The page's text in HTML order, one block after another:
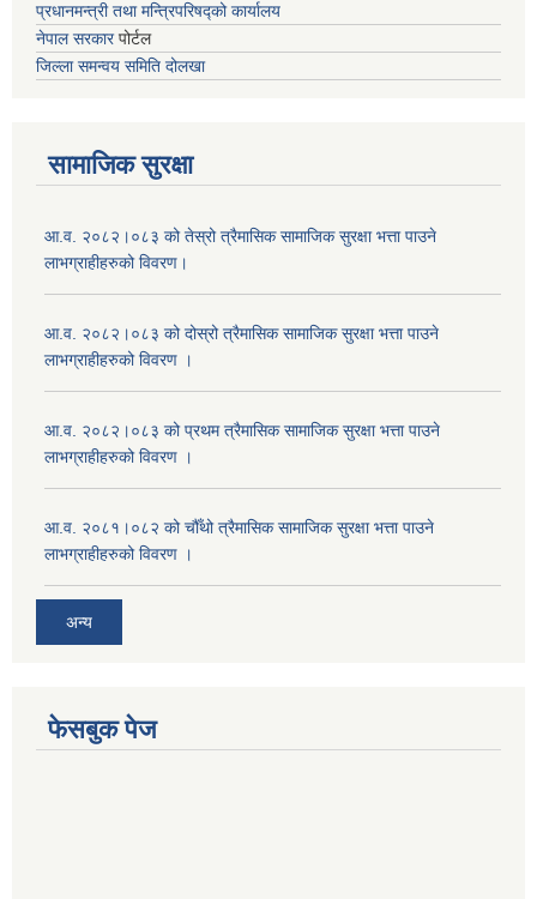
प्रधानमन्त्री तथा मन्त्रिपरिषद्को कार्यालय
नेपाल सरकारपोर्टल
जिल्ला समन्वय समिति दोलखा
सामाजिक सुरक्षा
आ.व. २०८२।०८३ को तेस्रो त्रैमासिक सामाजिक सुरक्षा भत्ता पाउने
लाभग्राहीहरुको विवरण।
आ.व. २०८२।०८३ को दोस्रो त्रैमासिक सामाजिक सुरक्षा भत्ता पाउने
लाभग्राहीहरुको विवरण ।
आ.व. २०८२।०८३ को प्रथम त्रैमासिक सामाजिक सुरक्षा भत्ता पाउने
लाभग्राहीहरुको विवरण ।
आ.व. २०८१।०८२ को चौँथो त्रैमासिक सामाजिक सुरक्षा भत्ता पाउने
लाभग्राहीहरुको विवरण ।
अन्य
फेसबुक पेज